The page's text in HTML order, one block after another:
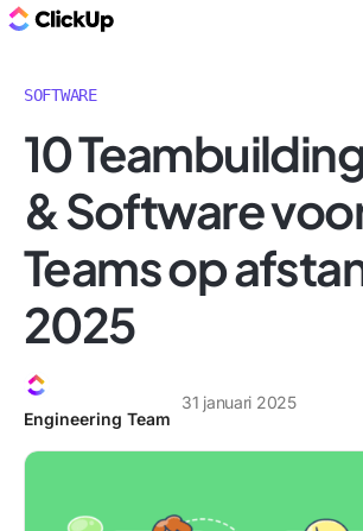
SOFTWARE
10
& Software
Teams op
2025
Engineering Team
31 januari 2025